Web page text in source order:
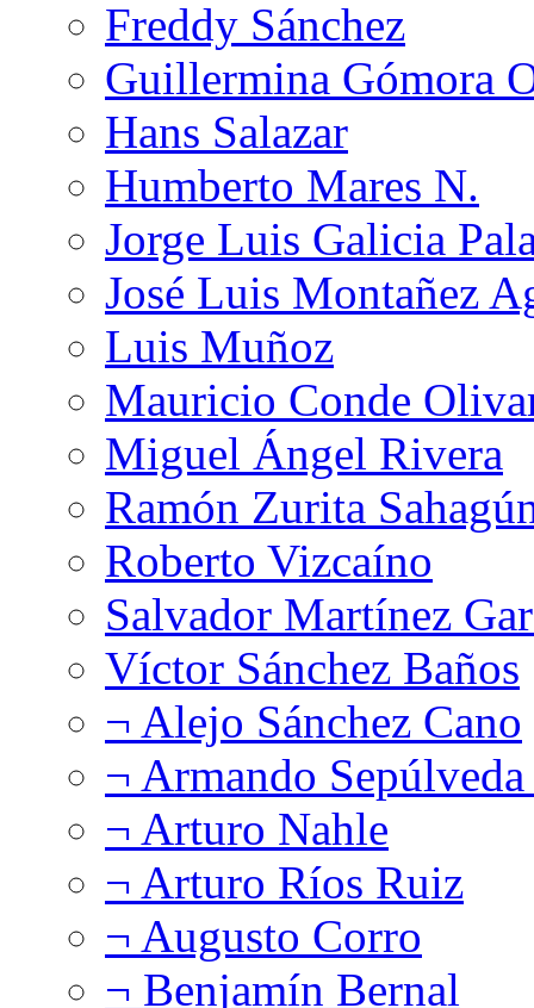
Freddy Sánchez
Guillermina Gómora
Hans Salazar
Humberto Mares N.
Jorge Luis Galicia
José Luis Montañez
Luis Muñoz
Mauricio Conde
Miguel Ángel Rivera
Ramón Zurita
Roberto Vizcaíno
Salvador Martínez
Víctor Sánchez Baños
¬ Alejo Sánchez Cano
¬ Armando
¬ Arturo Nahle
¬ Arturo Ríos Ruiz
¬ Augusto Corro
¬ Benjamín Bernal